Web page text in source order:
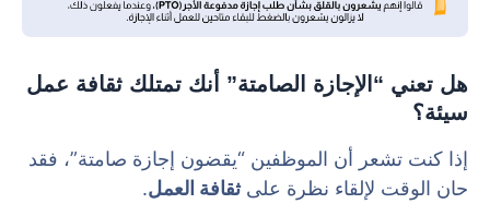
هل تعني “الإجازة الصامتة” أنك تمتلك ثقافة عمل
سيئة؟
إذا كنت تشعر أن الموظفين “يقضون إجازة صامتة”، فقد
حان الوقت لإلقاء نظرة علىثقافة العمل.